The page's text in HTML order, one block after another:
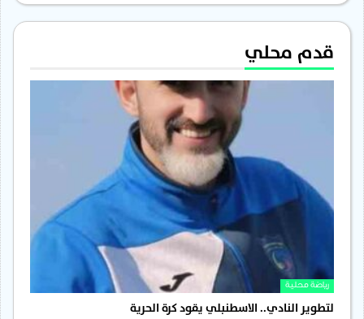
قدم محلي
رياضة محلية
لتطوير النادي.. الاسطنبلي يقود كرة الحرية